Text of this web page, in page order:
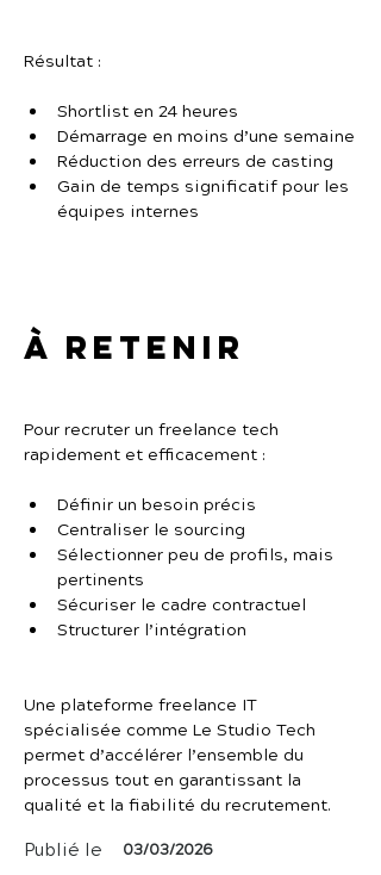
Résultat :
Shortlist en 24 heures
Démarrage en moins d’une semaine
Réduction des erreurs de casting
Gain de temps significatif pour les
équipes internes
À retenir
Pour recruter un freelance tech
rapidement et efficacement :
Définir un besoin précis
Centraliser le sourcing
Sélectionner peu de profils, mais
pertinents
Sécuriser le cadre contractuel
Structurer l’intégration
Une plateforme freelance IT
spécialisée comme Le Studio Tech
permet d’accélérer l’ensemble du
processus tout en garantissant la
qualité et la fiabilité du recrutement.
Publié le 03/03/2026